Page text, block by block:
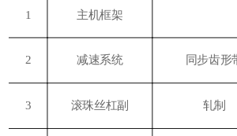
1 主机框架
2 减速系统 同步齿形
3 滚珠丝杠副 轧制